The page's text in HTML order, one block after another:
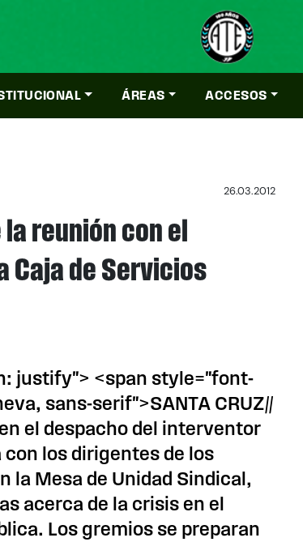
ÁREAS ACCESOS
26.03.2012
reunión con el
Caja de Servicios
justify"> <span style="font-
sans-serif">SANTA CRUZ//
el despacho del interventor
con los dirigentes de los
la Mesa de Unidad Sindical,
acerca de la crisis en el
Los gremios se preparan